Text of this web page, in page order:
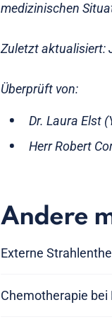
medizinischen
Zuletzt aktualisiert:
Überprüft von:
Dr. Laura Elst
Herr Robert
Andere
Externe
Chemotherapie bei